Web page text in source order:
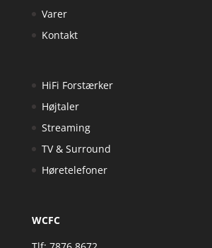
Varer
Kontakt
HiFi Forstærker
Højtaler
Streaming
TV & Surround
Høretelefoner
WCFC